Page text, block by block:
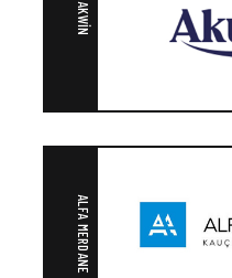
AKWIN
ALFA MERDANE